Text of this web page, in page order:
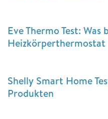
Eve Thermo Test: Was
Shelly Smart Home
Produkten